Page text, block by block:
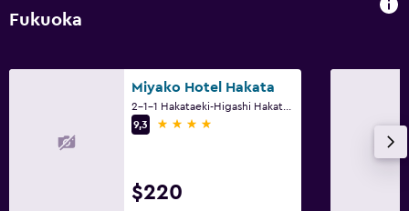
Fukuoka
Miyako Hotel Hakata
9,3
4 estrellas
$220